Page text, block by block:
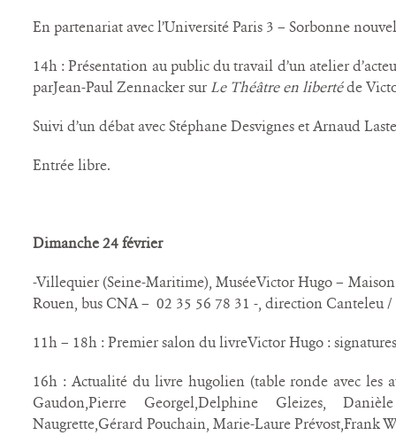
En partenariat avec l’Université Paris 3 – Sorbonne
14h : Présentation au public du travail d’un atelier
parJean-Paul Zennacker sur Le Théâtre en libertéde
Suivi d’un débat avec Stéphane Desvignes et Arnaud
Entrée libre.
Dimanche 24 février
-Villequier (Seine-Maritime), MuséeVictor Hugo –
Rouen, bus CNA – 02 35 56 78 31 -, direction Canteleu
11h – 18h : Premier salon du livreVictor Hugo :
16h : Actualité du livre hugolien (table ronde avec les
Gaudon,Pierre Georgel,Delphine Gleizes,
Naugrette,Gérard Pouchain, Marie-Laure Prévost,Frank